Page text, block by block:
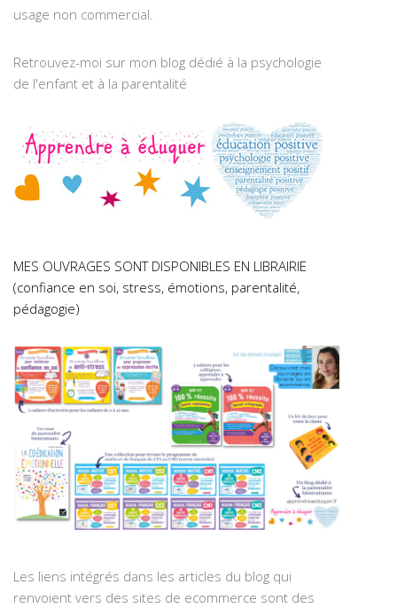
usage non commercial.
Retrouvez-moi sur mon blog dédié à la psychologie
de l'enfant et à la parentalité
MES OUVRAGES SONT DISPONIBLES EN LIBRAIRIE
(confiance en soi, stress, émotions, parentalité,
pédagogie)
Les liens intégrés dans les articles du blog qui
renvoient vers des sites de ecommerce sont des